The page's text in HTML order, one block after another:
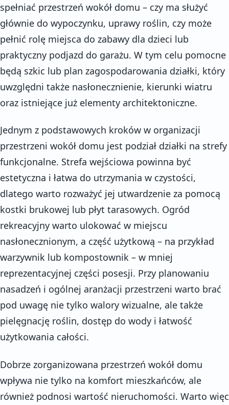
spełniać przestrzeń wokół domu – czy ma służyć
głównie do wypoczynku, uprawy roślin, czy może
pełnić rolę miejsca do zabawy dla dzieci lub
praktyczny podjazd do garażu. W tym celu pomocne
będą szkic lub plan zagospodarowania działki, który
uwzględni także nasłonecznienie, kierunki wiatru
oraz istniejące już elementy architektoniczne.
Jednym z podstawowych kroków w organizacji
przestrzeni wokół domu jest podział działki na strefy
funkcjonalne. Strefa wejściowa powinna być
estetyczna i łatwa do utrzymania w czystości,
dlatego warto rozważyć jej utwardzenie za pomocą
kostki brukowej lub płyt tarasowych. Ogród
rekreacyjny warto ulokować w miejscu
nasłonecznionym, a część użytkową – na przykład
warzywnik lub kompostownik – w mniej
reprezentacyjnej części posesji. Przy planowaniu
nasadzeń i ogólnej aranżacji przestrzeni warto brać
pod uwagę nie tylko walory wizualne, ale także
pielęgnację roślin, dostęp do wody i łatwość
użytkowania całości.
Dobrze zorganizowana przestrzeń wokół domu
wpływa nie tylko na komfort mieszkańców, ale
również podnosi wartość nieruchomości. Warto więc